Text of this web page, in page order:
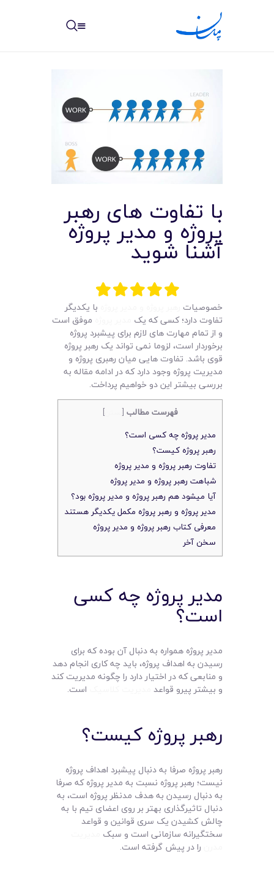
نوشته ها
امکانات
سیستم ها
لیست قیمت محصولات
با تفاوت های رهبر
پروژه و مدیر پروژه
آشنا شوید
خصوصیات
با یکدیگر
تفاوت دارد؛ کسی که یک
موفق است
و از تمام مهارت های لازم برای پیشبرد پروژه
برخوردار است، لزوما نمی تواند یک رهبر پروژه
قوی باشد. تفاوت هایی میان رهبری پروژه و
مدیریت پروژه وجود دارد که در ادامه مقاله به
بررسی بیشتر این دو خواهیم پرداخت.
فهرست مطالب [بستن]
مدیر پروژه چه کسی است؟
رهبر پروژه کیست؟
تفاوت رهبر پروژه و مدیر پروژه
شباهت رهبر پروژه و مدیر پروژه
آیا میشود هم رهبر پروژه و مدیر پروژه بود؟
مدیر پروژه و رهبر پروژه مکمل یکدیگر هستند
معرفی کتاب رهبر پروژه و مدیر پروژه
سخن آخر
مدیر پروژه چه کسی
است؟
مدیر پروژه همواره به دنبال آن بوده که برای
رسیدن به اهداف پروژه، باید چه کاری انجام دهد
و منابعی که در اختیار دارد را چگونه مدیریت کند
و بیشتر پیرو قواعد
است.
رهبر پروژه کیست؟
رهبر پروژه صرفا به دنبال پیشبرد اهداف پروژه
نیست؛ رهبر پروژه نسبت به مدیر پروژه که صرفا
به دنبال رسیدن به هدف مدنظر پروژه است، به
دنبال تاثیرگذاری بهتر بر روی اعضای تیم با به
چالش کشیدن یک سری قوانین و قواعد
سختگیرانه سازمانی است و سبک
را در پیش گرفته است.